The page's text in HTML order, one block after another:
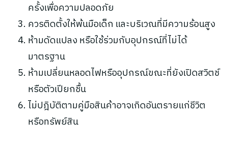
ครั้งเพื่อความปลอดภัย
ควรติดตั้งให้พ้นมือเด็ก และบริเวณที่มีความร้อนสูง
ห้ามดัดแปลง หรือใช้ร่วมกับอุปกรณ์ที่ไม่ได้
มาตรฐาน
ห้ามเปลี่ยนหลอดไฟหรืออุปกรณ์ขณะที่ยังเปิดสวิตช์
หรือตัวเปียกชื้น
ไม่ปฎิบัติตามคู่มือสินค้าอาจเกิดอันตรายแก่ชีวิต
หรือทรัพย์สิน